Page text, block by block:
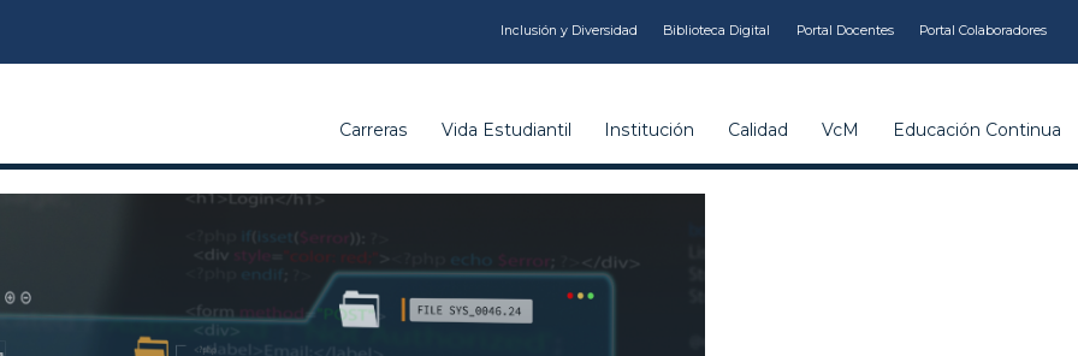
Inclusión y Diversidad Biblioteca Digital Portal Docentes Portal Colaboradores
Carreras Vida Estudiantil Institución Calidad VcM Educación Continua
ESTUDIANTIL
INSTITUCIÓN
CALIDAD